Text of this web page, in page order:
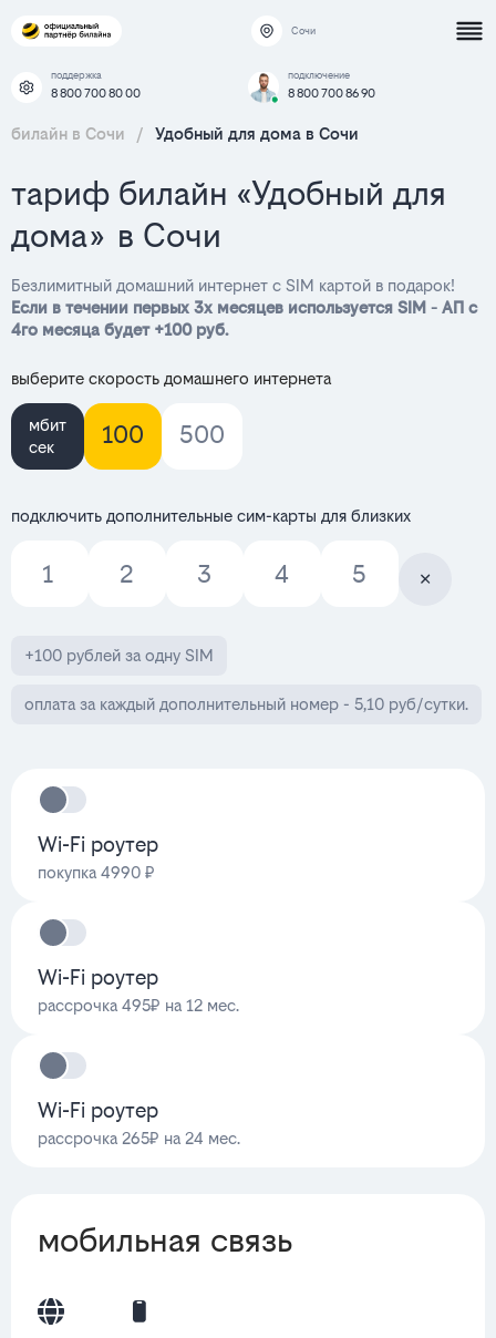
Сочи
поддержка
8 800 700 80 00
подключение
8 800 700 86 90
билайн в Сочи / Удобный для дома в Сочи
тариф билайн «Удобный для
дома» в Сочи
Безлимитный домашний интернет с SIM картой в подарок!
Если в течении первых 3х месяцев используется SIM - АП с
4го месяца будет +100 руб.
выберите скорость домашнего интернета
мбит
сек
100 500
подключить дополнительные сим-карты для близких
1 2 3 4 5
+100 рублей за одну SIM
оплата за каждый дополнительный номер - 5,10 руб/сутки.
Wi-Fi роутер
покупка 4990 ₽
Wi-Fi роутер
рассрочка 495₽ на 12 мес.
Wi-Fi роутер
рассрочка 265₽ на 24 мес.
мобильная связь